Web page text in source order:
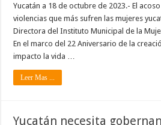
Yucatán a 18 de octubre de 2023.- El
violencias que más sufren las mujeres
Directora del Instituto Municipal de la
En el marco del 22 Aniversario de la
impacto la vida …
Leer Mas ...
Yucatán necesita